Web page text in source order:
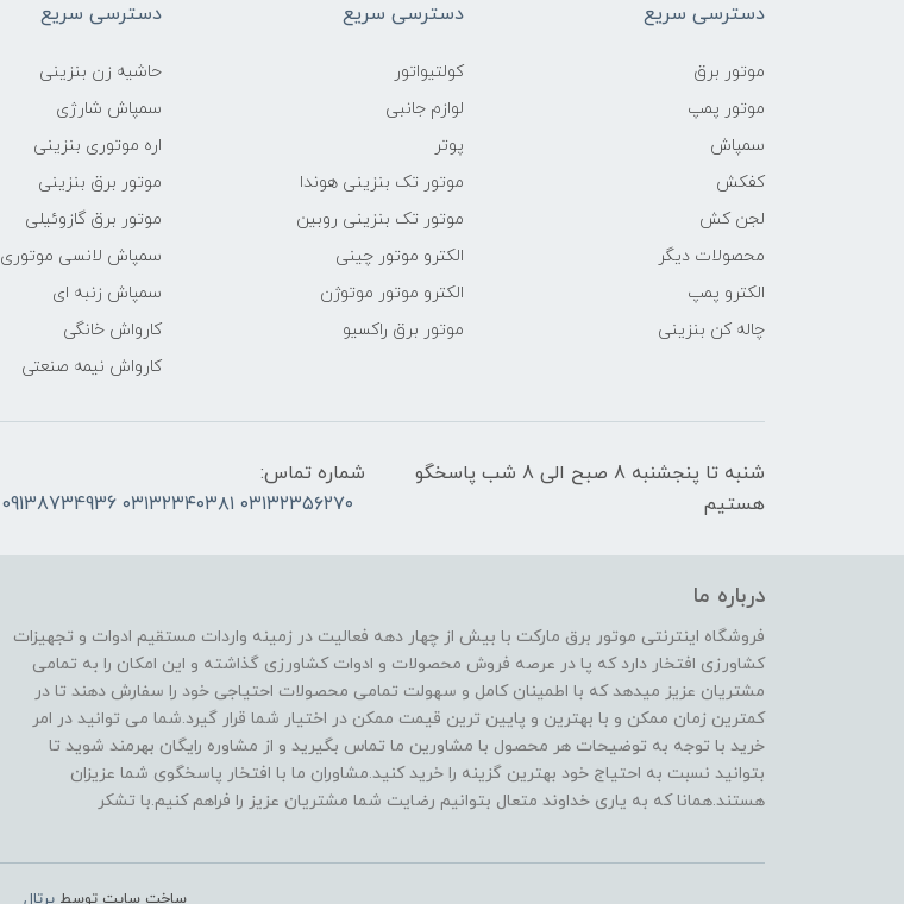
دسترسی سریع
موتور برق
موتور پمپ
سمپاش
کفکش
لجن کش
محصولات دیگر
الکترو پمپ
چاله کن بنزینی
دسترسی سریع
کولتیواتور
لوازم جانبی
پوتر
موتور تک بنزینی هوندا
موتور تک بنزینی روبین
الکترو موتور چینی
الکترو موتور موتوژن
موتور برق راکسیو
دسترسی سریع
حاشیه زن بنزینی
سمپاش شارژی
اره موتوری بنزینی
موتور برق بنزینی
موتور برق گازوئیلی
سمپاش لانسی موتوری
سمپاش زنبه ای
کارواش خانگی
کارواش نیمه صنعتی
شنبه تا پنجشنبه 8 صبح الی 8 شب پاسخگو
هستیم
شماره تماس:
۰۳۱۳۲۳۵۶۲۷۰ ۰۳۱۳۲۳۴۰۳۸۱ 09138734936 03132373169
درباره ما
فروشگاه اینترنتی موتور برق مارکت با بیش از چهار دهه فعالیت در زمینه واردات مستقیم ادوات و تجهیزات
کشاورزی افتخار دارد که پا در عرصه فروش محصولات و ادوات کشاورزی گذاشته و این امکان را به تمامی
مشتریان عزیز میدهد که با اطمینان کامل و سهولت تمامی محصولات احتیاجی خود را سفارش دهند تا در
کمترین زمان ممکن و با بهترین و پایین ترین قیمت ممکن در اختیار شما قرار گیرد.شما می توانید در امر
خرید با توجه به توضیحات هر محصول با مشاورین ما تماس بگیرید و از مشاوره رایگان بهرمند شوید تا
بتوانید نسبت به احتیاج خود بهترین گزینه را خرید کنید.مشاوران ما با افتخار پاسخگوی شما عزیزان
هستند.همانا که به یاری خداوند متعال بتوانیم رضایت شما مشتریان عزیز را فراهم کنیم.با تشکر
ساخت سایت توسطپرتال